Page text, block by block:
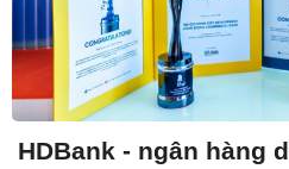
HDBank - ngân hàng